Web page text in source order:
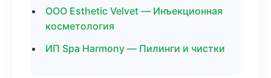
ООО Esthetic Velvet — Инъекционная
косметология
ИП Spa Harmony — Пилинги и чистки